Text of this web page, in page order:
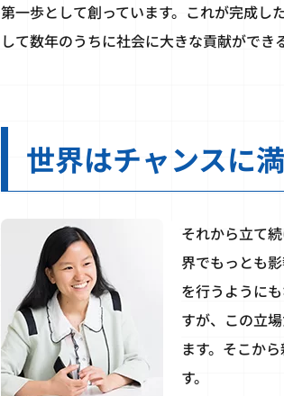
第一歩として創っています。これが完成し
して数年のうちに社会に大きな貢献ができ
世界はチャンスに
それから立て
界でもっとも
を行うように
すが、この立
ます。そこか
す。